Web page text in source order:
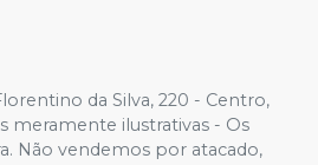
da Silva, 220 - Centro,
meramente ilustrativas - Os
Não vendemos por atacado,